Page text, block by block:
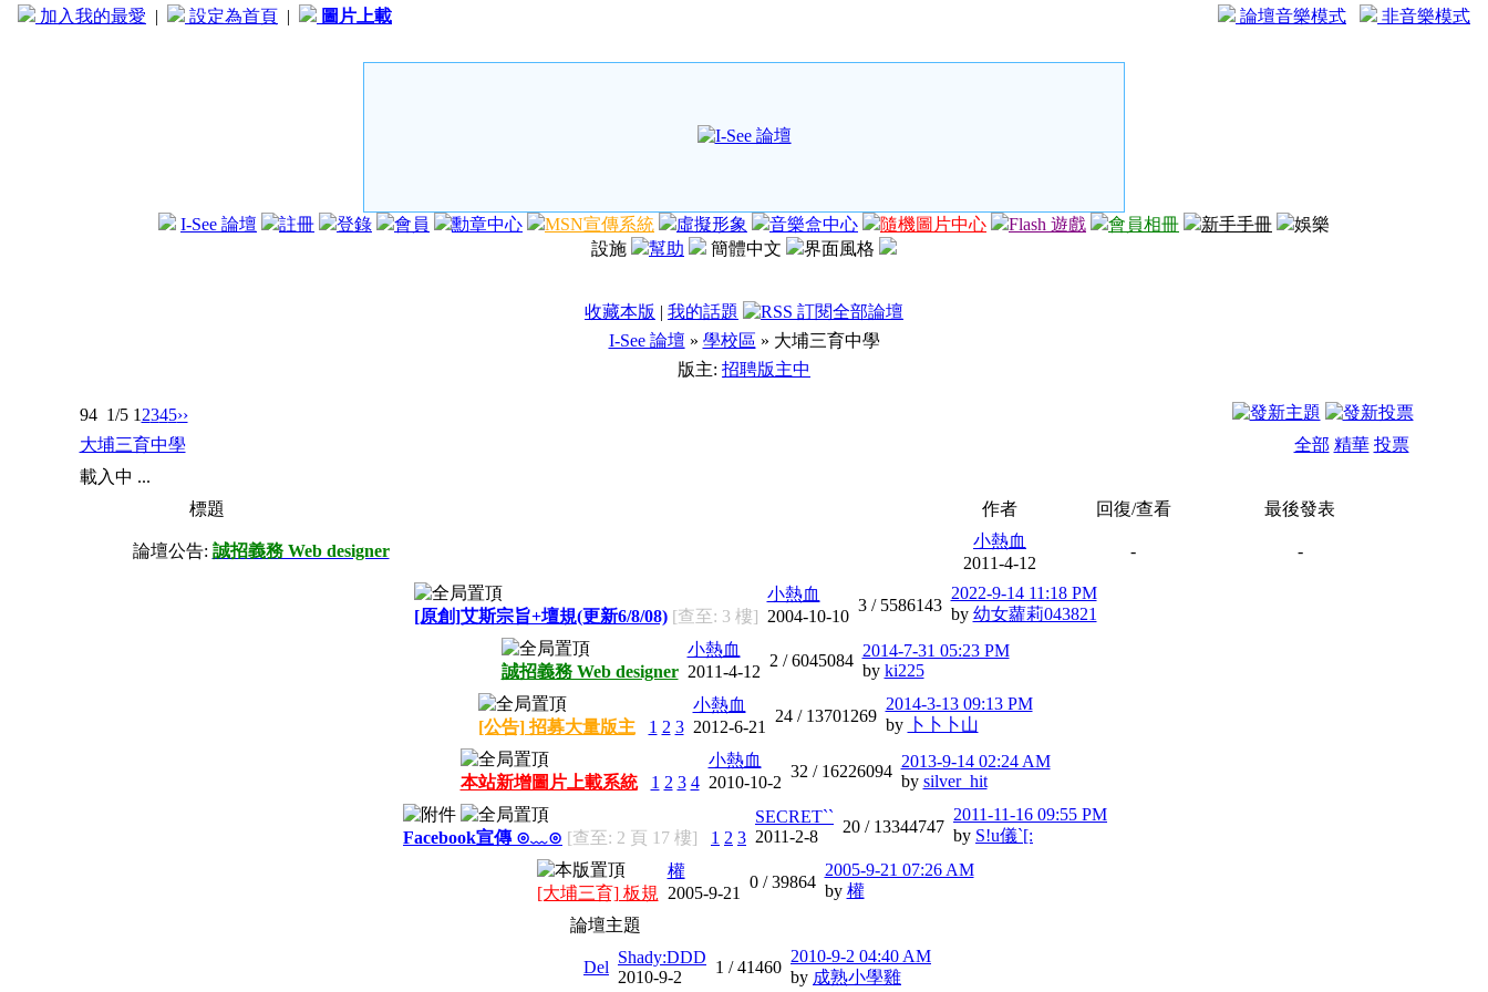
加入我的最愛 | 設定為首頁 | 圖片上載 論壇音樂模式 非音樂模式
I-See 論壇 註冊 登錄 會員 勳章中心 MSN宣傳系統 虛擬形象 音樂盒中心 隨機圖片中心 Flash 遊戲 會員相冊 新手手冊
娛樂
設施
幫助 簡體中文 界面風格
收藏本版 | 我的話題
I-See 論壇 » 學校區 » 大埔三育中學
版主: 招聘版主中
94 1/5 1 2345››
大埔三育中學
全部 精華 投票
載入中 ...
標題
作者 回復/查看 最後發表
論壇公告: 誠招義務 Web designer
小熱血
2011-4-12
- -
[原創]艾斯宗旨+壇規(更新6/8/08) [查至: 3 樓]
小熱血
2004-10-10
3 / 5586143
2022-9-14 11:18 PM
by 幼女蘿莉043821
誠招義務 Web designer
小熱血
2011-4-12
2 /6045084
2014-7-31 05:23 PM
by ki225
[公告] 招募大量版主 1 2 3
小熱血
2012-6-21
24 / 13701269
2014-3-13 09:13 PM
by
卜卜卜山
本站新增圖片上載系統 1 2 3 4
小熱血
2010-10-2
32 / 16226094
2013-9-14 02:24 AM
by silver_hit
Facebook宣傳 ⊙﹏⊙ [查至: 2 頁 17 樓] 1 2 3
SECRET``
2011-2-8
20 / 13344747
2011-11-16 09:55 PM
by S!u儀`[:
[大埔三育] 板規
權
2005-9-21
0 /39864
2005-9-21 07:26 AM
by 權
論壇主題
Del
Shady:DDD
2010-9-2
1 /41460
2010-9-2 04:40 AM
by 成熟小學雞